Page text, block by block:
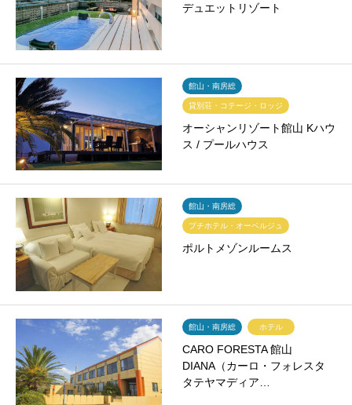
デュエットリゾート
館山・南房総
貸別荘・コテージ・ロッジ
オーシャンリゾート館山 Kハウ
ス / プールハウス
館山・南房総
プチホテル・オーベルジュ
ポルトメゾンルームス
館山・南房総 ホテル
CARO FORESTA 館山
DIANA（カーロ・フォレスタ
タテヤマディア…